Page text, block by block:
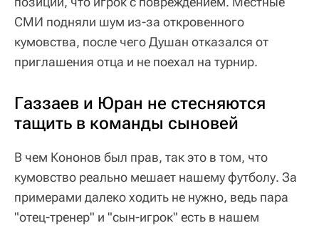
СМИ подняли шум из-за откровенного
кумовства, после чего Душан отказался от
приглашения отца и не поехал на турнир.
Газзаев и Юран не стесняются
тащить в команды сыновей
В чем Кононов был прав, так это в том, что
кумовство реально мешает нашему футболу. За
примерами далеко ходить не нужно, ведь пара
"отец-тренер" и "сын-игрок" есть в нашем